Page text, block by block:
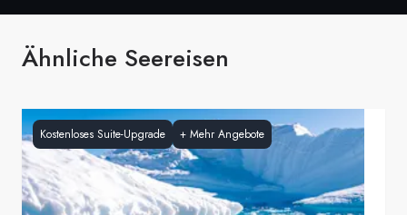
Ähnliche Seereisen
Kostenloses Suite-Upgrade + Mehr Angebote